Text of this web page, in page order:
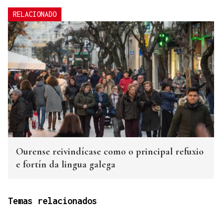
RELACIONADO
Ourense reivindícase como o principal refuxio
e fortín da lingua galega
Temas relacionados